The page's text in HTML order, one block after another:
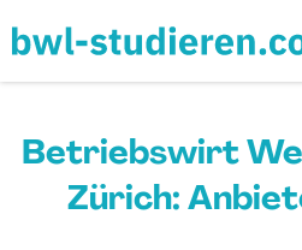
Betriebswirt
Zürich: